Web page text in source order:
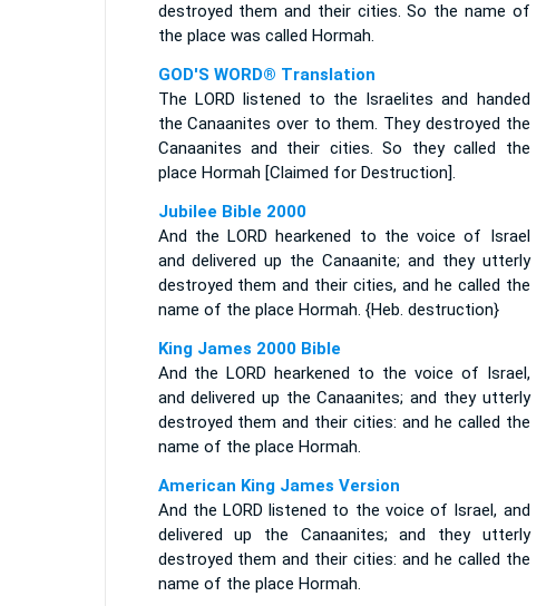
destroyed them and their cities. So the name of
the place was called Hormah.
GOD'S WORD® Translation
The LORD listened to the Israelites and handed
the Canaanites over to them. They destroyed the
Canaanites and their cities. So they called the
place Hormah [Claimed for Destruction].
Jubilee Bible 2000
And the LORD hearkened to the voice of Israel
and delivered up the Canaanite; and they utterly
destroyed them and their cities, and he called the
name of the place Hormah. {Heb. destruction}
King James 2000 Bible
And the LORD hearkened to the voice of Israel,
and delivered up the Canaanites; and they utterly
destroyed them and their cities: and he called the
name of the place Hormah.
American King James Version
And the LORD listened to the voice of Israel, and
delivered up the Canaanites; and they utterly
destroyed them and their cities: and he called the
name of the place Hormah.